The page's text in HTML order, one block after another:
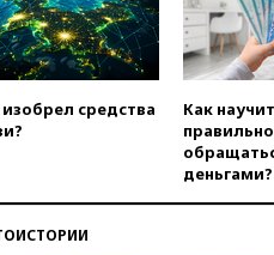
средства
Как
правильно
деньгами?